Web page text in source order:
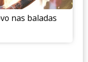
nas baladas